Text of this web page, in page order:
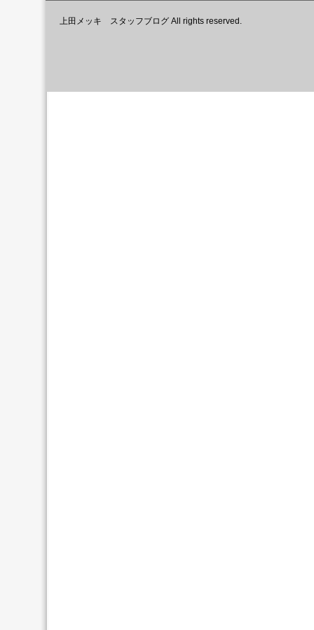
上田メッキ スタッフブログ All rights reserved.